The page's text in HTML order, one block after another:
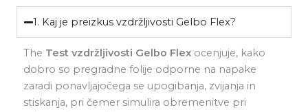
1. Kaj je preizkus vzdržljivosti Gelbo Flex?
The Test vzdržljivosti Gelbo Flex ocenjuje, kako
dobro so pregradne folije odporne na napake
zaradi ponavljajočega se upogibanja, zvijanja in
stiskanja, pri čemer simulira obremenitve pri